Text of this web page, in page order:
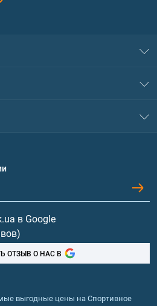
в Google
ОТЗЫВ О НАС В
выгодные цены на Спортивное